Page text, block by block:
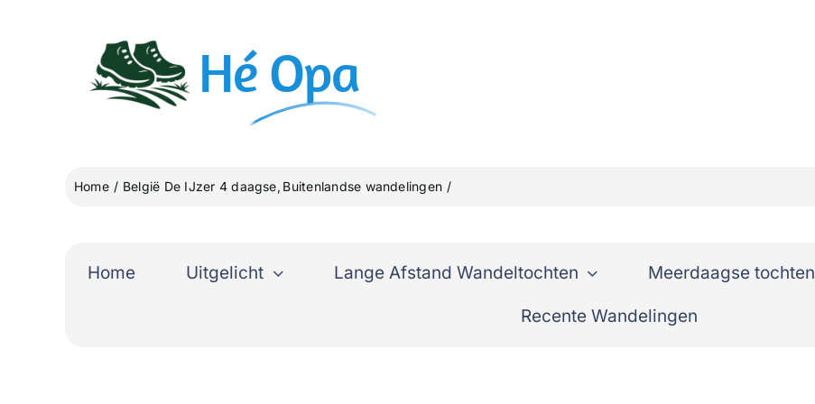
Hé Opa
Home België De IJzer 4 daagse Buitenlandse wandelingen
Home Uitgelicht Lange Afstand Wandeltochten Meerdaagse tochten
Recente Wandelingen